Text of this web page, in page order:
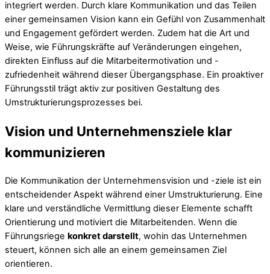
integriert werden. Durch klare Kommunikation und das Teilen
einer gemeinsamen Vision kann ein Gefühl von Zusammenhalt
und Engagement gefördert werden. Zudem hat die Art und
Weise, wie Führungskräfte auf Veränderungen eingehen,
direkten Einfluss auf die Mitarbeitermotivation und -
zufriedenheit während dieser Übergangsphase. Ein proaktiver
Führungsstil trägt aktiv zur positiven Gestaltung des
Umstrukturierungsprozesses bei.
Vision und Unternehmensziele klar
kommunizieren
Die Kommunikation der Unternehmensvision und -ziele ist ein
entscheidender Aspekt während einer Umstrukturierung. Eine
klare und verständliche Vermittlung dieser Elemente schafft
Orientierung und motiviert die Mitarbeitenden. Wenn die
Führungsriege konkret darstellt, wohin das Unternehmen
steuert, können sich alle an einem gemeinsamen Ziel
orientieren.